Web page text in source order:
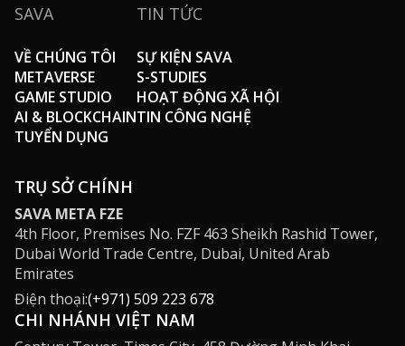
SAVA
VỀ CHÚNG TÔI
METAVERSE
GAME STUDIO
AI & BLOCKCHAIN
TUYỂN DỤNG
TIN TỨC
SỰ KIỆN SAVA
S-STUDIES
HOẠT ĐỘNG XÃ HỘI
TIN CÔNG NGHỆ
TRỤ SỞ CHÍNH
SAVA META FZE
4th Floor, Premises No. FZF 463 Sheikh Rashid Tower,
Dubai World Trade Centre, Dubai, United Arab
Emirates
Điện thoại:(+971) 509 223 678
CHI NHÁNH VIỆT NAM